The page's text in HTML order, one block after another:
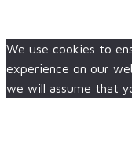
We use cookies to
experience on our
we will assume that